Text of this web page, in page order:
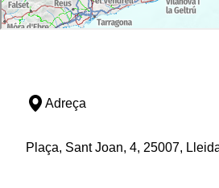
Adreça
Plaça, Sant Joan, 4, 25007,